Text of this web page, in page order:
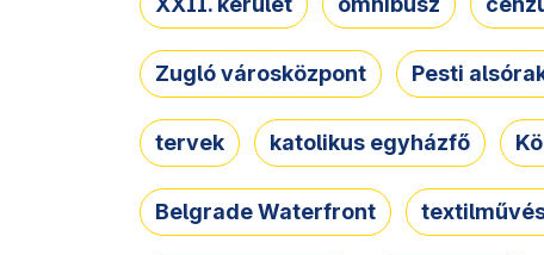
Zugló városközpont Pesti
tervek katolikus egyházfő
Belgrade Waterfront